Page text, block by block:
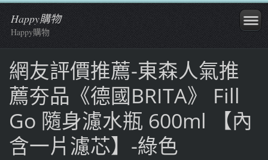
Happy購物
Happy購物
網友評價推薦-東森人氣推
薦夯品《德國BRITA》 Fill
Go 隨身濾水瓶 600ml 【內
含一片濾芯】-綠色